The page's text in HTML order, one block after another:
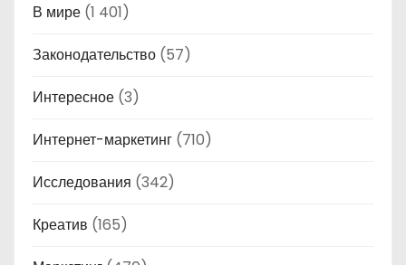
В мире (1 401)
Законодательство (57)
Интересное (3)
Интернет-маркетинг (710)
Исследования (342)
Креатив (165)